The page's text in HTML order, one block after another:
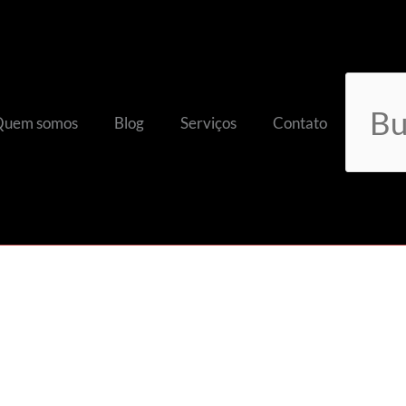
somos Blog Serviços Contato